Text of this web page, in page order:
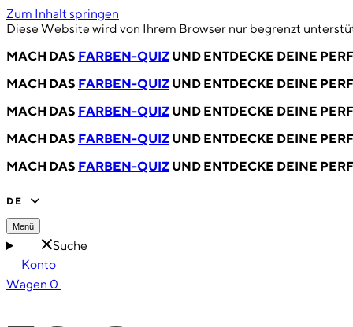
Zum Inhalt springen
Diese Website wird von Ihrem Browser nur begrenzt
MACH DAS FARBEN-QUIZ UND ENTDECKE DEINE
MACH DAS FARBEN-QUIZ UND ENTDECKE DEINE
MACH DAS FARBEN-QUIZ UND ENTDECKE DEINE
MACH DAS FARBEN-QUIZ UND ENTDECKE DEINE
MACH DAS FARBEN-QUIZ UND ENTDECKE DEINE
DE
Menü
Suche
Konto
Wagen 0